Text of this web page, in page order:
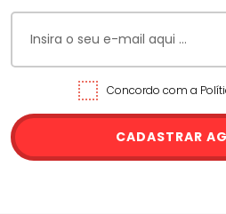
Concordo com a
CADASTRAR